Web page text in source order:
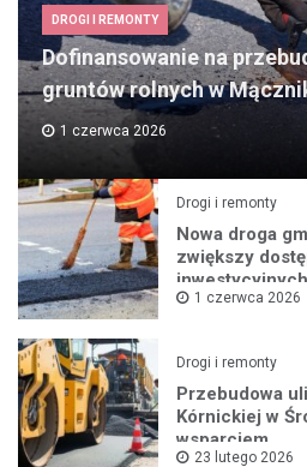
DROGI I REMONTY
Dofinansowanie na
gruntów rolnych w
1 czerwca 2026
Drogi i remonty
Nowa droga
zwiększy
inwestycyjnych
1 czerwca 2026
Drogi i remonty
Przebudowa
Kórnickiej w
wsparciem
23 lutego 2026